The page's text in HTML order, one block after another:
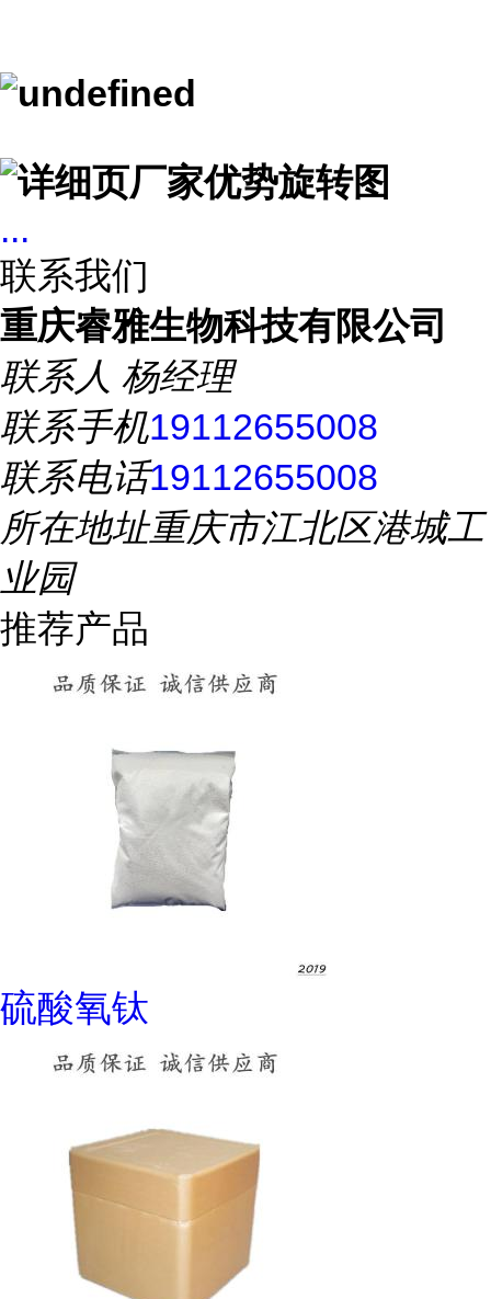
...
联系我们
重庆睿雅生物科技有限公司
联系人 杨经理
联系手机19112655008
联系电话19112655008
所在地址重庆市江北区港城工
业园
推荐产品
硫酸氧钛